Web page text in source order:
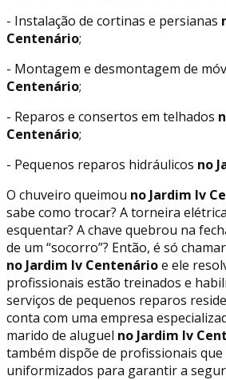
- Instalação de cortinas e persianas
Centenário;
- Montagem e desmontagem de
Centenário;
- Reparos e consertos em telhados
Centenário;
- Pequenos reparos hidráulicos no
O chuveiro queimou no Jardim Iv
sabe como trocar? A torneira
esquentar? A chave quebrou na
de um “socorro”? Então, é só
no Jardim Iv Centenárioe ele
profissionais estão treinados e
serviços de pequenos reparos
conta com uma empresa
marido de aluguel no Jardim Iv
também dispõe de profissionais
uniformizados para garantir a